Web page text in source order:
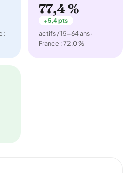
:
77,4 %
+5,4 pts
actifs / 15-64 ans ·
France : 72,0 %